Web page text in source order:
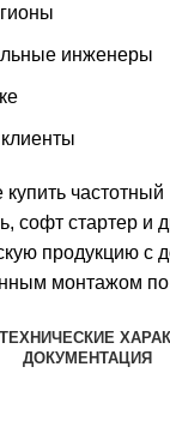
инженеры
купить частотный
, софт стартер и
продукцию с
монтажом по
ДОКУМЕНТАЦИЯ